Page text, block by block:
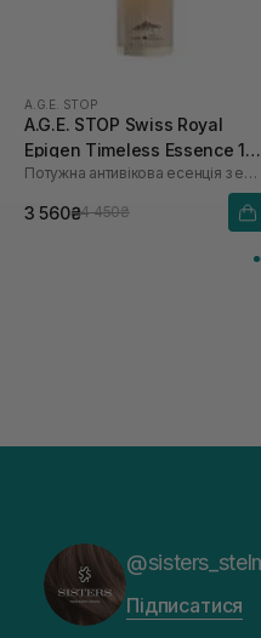
A.G.E. STOP
A.G.E. STOP Swiss Royal
Epigen Timeless Essence 100
мл
Потужна антивікова есенція з ефектом ліфтингу
3 560₴4 450₴
Підписатися